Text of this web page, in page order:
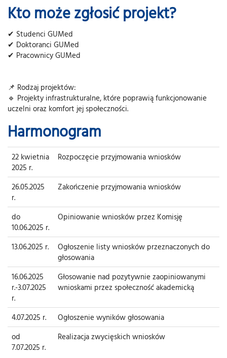
Kto może zgłosić projekt?
✔ Studenci GUMed
✔ Doktoranci GUMed
✔ Pracownicy GUMed
📌 Rodzaj projektów:
🔹 Projekty infrastrukturalne, które poprawią funkcjonowanie
uczelni oraz komfort jej społeczności.
Harmonogram
22 kwietnia
2025 r.
Rozpoczęcie przyjmowania wniosków
26.05.2025
r.
Zakończenie przyjmowania wniosków
do
10.06.2025 r.
Opiniowanie wniosków przez Komisję
13.06.2025 r.
Ogłoszenie listy wniosków przeznaczonych do
głosowania
16.06.2025
r.-3.07.2025
r.
Głosowanie nad pozytywnie zaopiniowanymi
wnioskami przez społeczność akademicką
4.07.2025 r.
Ogłoszenie wyników głosowania
od
7.07.2025 r.
Realizacja zwycięskich wniosków